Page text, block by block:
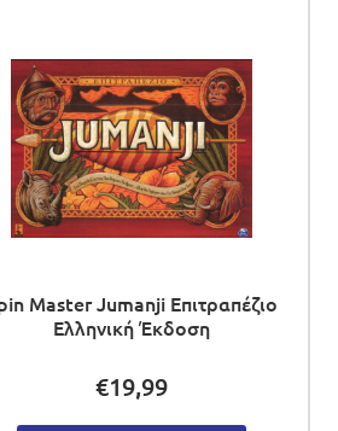
Master Jumanji Επιτραπέζιο
Ελληνική Έκδοση
€19,99